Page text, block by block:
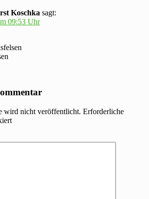
Koschka sagt:
09:53 Uhr
wird nicht veröffentlicht. Erforderliche